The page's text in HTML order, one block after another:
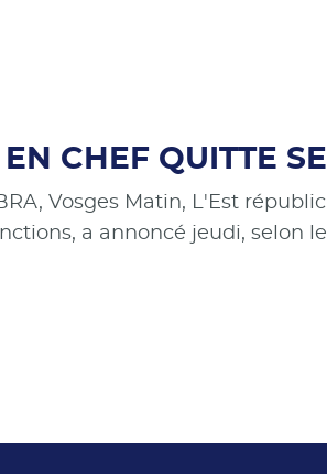
CHEF QUITTE
Vosges Matin, L'Est
a annoncé jeudi, selon